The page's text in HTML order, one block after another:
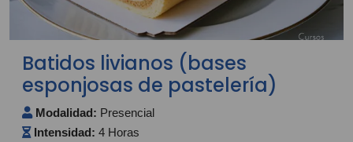
Batidos livianos (bases
esponjosas de pastelería)
Modalidad: Presencial
Intensidad: 4 Horas